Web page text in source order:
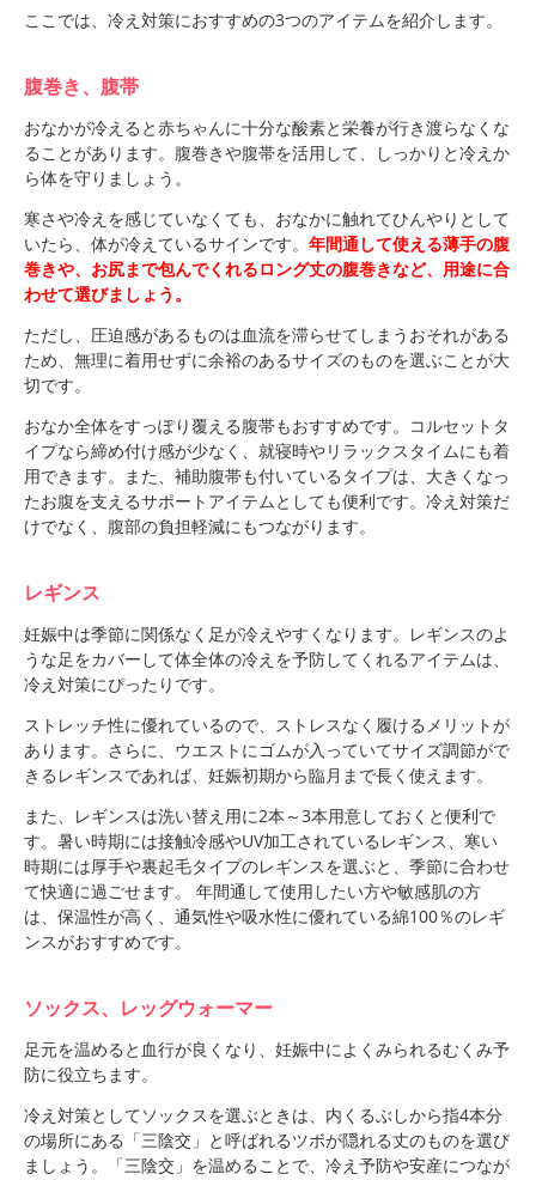
ここでは、冷え対策におすすめの3つのアイテムを紹介します。
腹巻き、腹帯
おなかが冷えると赤ちゃんに十分な酸素と栄養が行き渡らなくな
ることがあります。腹巻きや腹帯を活用して、しっかりと冷えか
ら体を守りましょう。
寒さや冷えを感じていなくても、おなかに触れてひんやりとして
いたら、体が冷えているサインです。 年間通して使える薄手の腹
巻きや、お尻まで包んでくれるロング丈の腹巻きなど、用途に合
わせて選びましょう。
ただし、圧迫感があるものは血流を滞らせてしまうおそれがある
ため、無理に着用せずに余裕のあるサイズのものを選ぶことが大
切です。
おなか全体をすっぽり覆える腹帯もおすすめです。コルセットタ
イプなら締め付け感が少なく、就寝時やリラックスタイムにも着
用できます。また、補助腹帯も付いているタイプは、大きくなっ
たお腹を支えるサポートアイテムとしても便利です。冷え対策だ
けでなく、腹部の負担軽減にもつながります。
レギンス
妊娠中は季節に関係なく足が冷えやすくなります。レギンスのよ
うな足をカバーして体全体の冷えを予防してくれるアイテムは、
冷え対策にぴったりです。
ストレッチ性に優れているので、ストレスなく履けるメリットが
あります。さらに、ウエストにゴムが入っていてサイズ調節がで
きるレギンスであれば、妊娠初期から臨月まで長く使えます。
また、レギンスは洗い替え用に2本～3本用意しておくと便利で
す。暑い時期には接触冷感やUV加工されているレギンス、寒い
時期には厚手や裏起毛タイプのレギンスを選ぶと、季節に合わせ
て快適に過ごせます。 年間通して使用したい方や敏感肌の方
は、保温性が高く、通気性や吸水性に優れている綿100％のレギ
ンスがおすすめです。
ソックス、レッグウォーマー
足元を温めると血行が良くなり、妊娠中によくみられるむくみ予
防に役立ちます。
冷え対策としてソックスを選ぶときは、内くるぶしから指4本分
の場所にある「三陰交」と呼ばれるツボが隠れる丈のものを選び
ましょう。「三陰交」を温めることで、冷え予防や安産につなが